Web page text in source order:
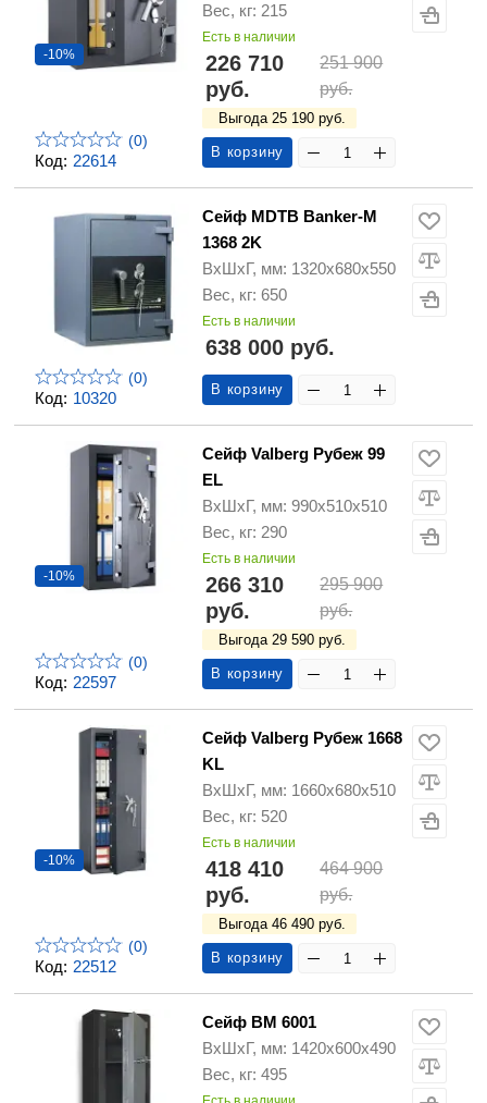
Код: 22614
-10%
(0)
Вес, кг: 215
Есть в наличии
226 710
руб.
251 900
руб.
Выгода 25 190 руб.
В корзину
Код: 10320
(0)
Сейф MDTB Banker-M
1368 2K
ВхШхГ, мм: 1320х680х550
Вес, кг: 650
Есть в наличии
638 000 руб.
В корзину
Код: 22597
-10%
(0)
Сейф Valberg Рубеж 99
EL
ВхШхГ, мм: 990х510х510
Вес, кг: 290
Есть в наличии
266 310
руб.
295 900
руб.
Выгода 29 590 руб.
В корзину
Код: 22512
-10%
(0)
Сейф Valberg Рубеж 1668
KL
ВхШхГ, мм: 1660х680х510
Вес, кг: 520
Есть в наличии
418 410
руб.
464 900
руб.
Выгода 46 490 руб.
В корзину
Сейф ВМ 6001
ВхШхГ, мм: 1420х600х490
Вес, кг: 495